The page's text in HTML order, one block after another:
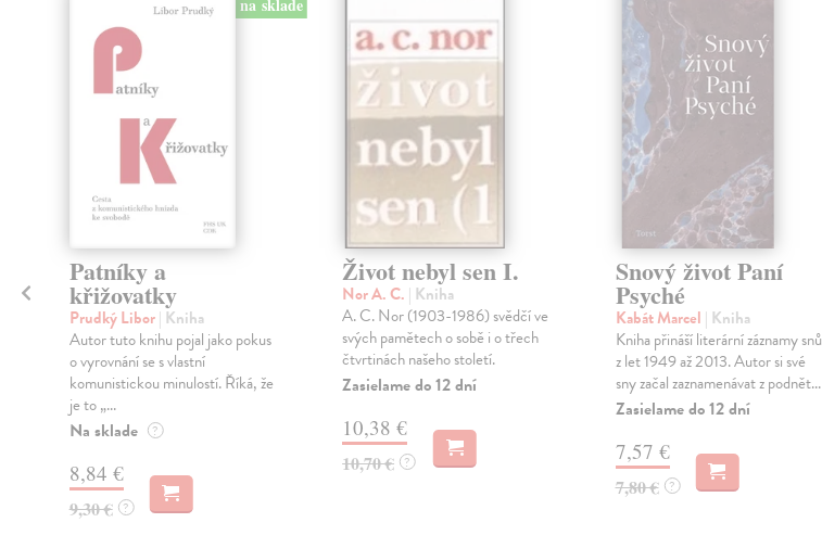
Patníky a
křižovatky
Prudký Libor| Kniha
Autor tuto knihu pojal jako pokus
o vyrovnání se s vlastní
komunistickou minulostí. Říká, že
je to „...
Na sklade ?
8,84 €
9,30 € ?
Život nebyl sen I.
Nor A. C. | Kniha
A. C. Nor (1903-1986) svědčí ve
svých pamětech o sobě i o třech
čtvrtinách našeho století.
Zasielame do 12 dní
10,38 €
10,70 € ?
Snový život Paní
Psyché
Kabát Marcel | Kniha
Kniha přináší literární záznamy snů
z let 1949 až 2013. Autor si své
sny začal zaznamenávat z podnět...
Zasielame do 12 dní
7,57 €
7,80 € ?